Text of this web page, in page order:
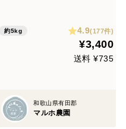
約5kg 4.9(177件)
¥3,400
送料 ¥735
和歌山県有田郡
マルホ農園